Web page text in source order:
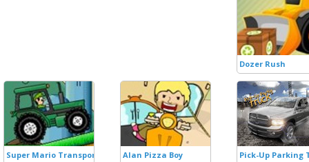
Dozer Rush
Super Mario Transport Alan Pizza Boy Pick-Up Parking